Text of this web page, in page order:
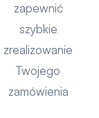
zapewnić
szybkie
zrealizowanie
Twojego
zamówienia